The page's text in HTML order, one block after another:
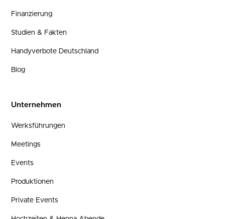
Finanzierung
Studien & Fakten
Handyverbote Deutschland
Blog
Unternehmen
Werksführungen
Meetings
Events
Produktionen
Private Events